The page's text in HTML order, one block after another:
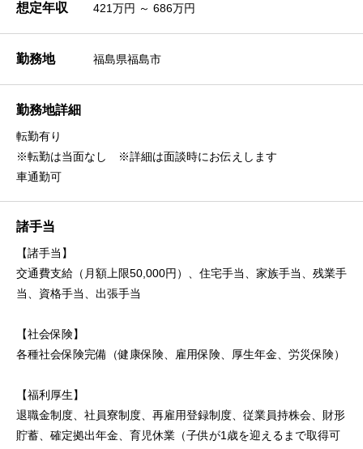
想定年収 421万円 ～ 686万円
勤務地 福島県福島市
勤務地詳細
転勤有り
※転勤は当面なし ※詳細は面談時にお伝えします
車通勤可
諸手当
【諸手当】
交通費支給（月額上限50,000円）、住宅手当、家族手当、残業手
当、資格手当、出張手当
【社会保険】
各種社会保険完備（健康保険、雇用保険、厚生年金、労災保険）
【福利厚生】
退職金制度、社員寮制度、再雇用登録制度、従業員持株会、財形
貯蓄、確定拠出年金、育児休業（子供が1歳を迎えるまで取得可